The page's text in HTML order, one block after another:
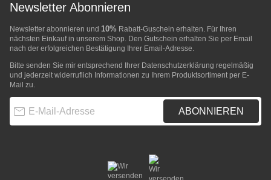
Newsletter Abonnieren
Newsletter abonnieren und 10% Rabatt-Guschein erhalten. Für Ihren
nächsten Einkauf in unserem Shop. Den Gutschein erhalten Sie per Email
nach der erfolgreichen Bestätigung Ihrer Email-Adresse.
Bitte senden Sie mir entsprechend Ihrer Datenschutzerklärung regelmäßig
und jederzeit widerruflich Informationen zu Ihrem Produktsortiment per E-
Mail zu.
ABONNIEREN